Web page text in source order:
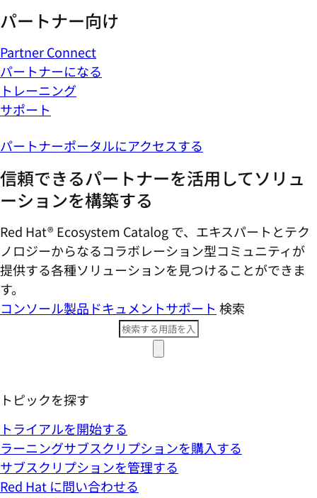
パートナー向け
Partner Connect
パートナーになる
トレーニング
サポート
パートナーポータルにアクセスする
信頼できるパートナーを活用してソリュ
ーションを構築する
Red Hat® Ecosystem Catalog で、エキスパートとテク
ノロジーからなるコラボレーション型コミ​ュニティが
提供する各種ソリューションを見つけることができま
す。
コンソール製品ドキュメントサポート 検索
トピックを探す
トライアルを開始する
ラーニングサブスクリプションを購入する
サブスクリプションを管理する
Red Hat に問い合わせる